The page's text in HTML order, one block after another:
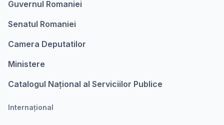
Guvernul Romaniei
Senatul Romaniei
Camera Deputatilor
Ministere
Catalogul Național al Serviciilor Publice
Internațional